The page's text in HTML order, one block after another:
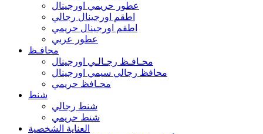
عطور حريمي اورجينال
اطقم اورجينال رجالي
اطقم اورجينال حريمي
عطور عربي
محافـظ
محـافـظ رجـالـي اورجينال
محافظ رجالي سيمي اورجينال
محـافظ حريمي
شنط
شنط رجالي
شنط حريمي
العناية الشخصية